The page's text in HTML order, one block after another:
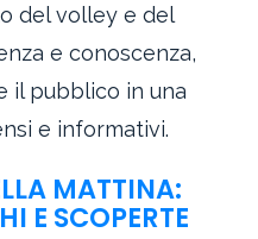
del volley e del
e conoscenza,
il pubblico in una
e informativi.
MATTINA:
E SCOPERTE